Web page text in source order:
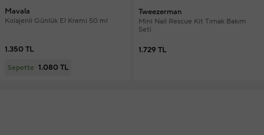
Mavala
Kolajenli Günlük El Kremi 50 ml
1.350 TL
Sepette 1.080 TL
Tweezerman
Mini Nail Rescue Kit Tırnak Bakım
Seti
1.729 TL